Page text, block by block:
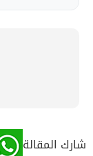
شارك المقالة